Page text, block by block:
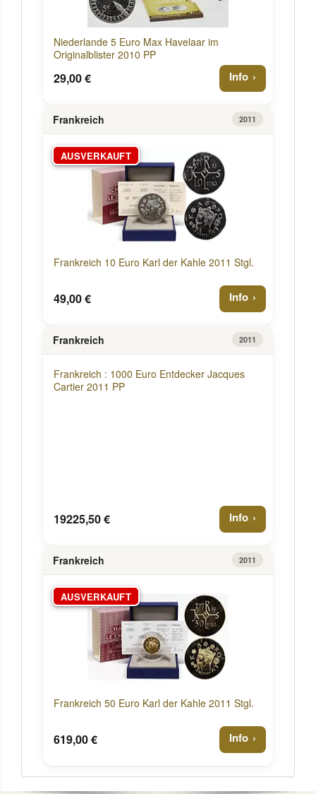
Niederlande 5 Euro Max Havelaar im
Originalblister 2010 PP
29,00 € Info
Frankreich 2011
AUSVERKAUFT
Frankreich 10 Euro Karl der Kahle 2011 Stgl.
49,00 € Info
Frankreich 2011
Frankreich : 1000 Euro Entdecker Jacques
Cartier 2011 PP
19225,50 € Info
Frankreich 2011
AUSVERKAUFT
Frankreich 50 Euro Karl der Kahle 2011 Stgl.
619,00 € Info